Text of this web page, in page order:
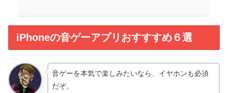
iPhoneの音ゲーアプリおすすすめ６選
音ゲーを本気で楽しみたいなら、イヤホンも必須
だぞ。